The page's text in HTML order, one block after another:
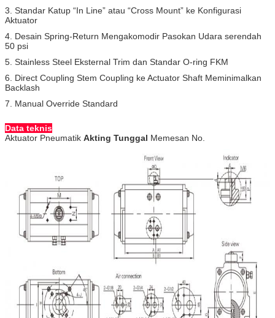
3. Standar Katup “In Line” atau “Cross Mount” ke Konfigurasi
Aktuator
4. Desain Spring-Return Mengakomodir Pasokan Udara serendah
50 psi
5. Stainless Steel Eksternal Trim dan Standar O-ring FKM
6. Direct Coupling Stem Coupling ke Actuator Shaft Meminimalkan
Backlash
7. Manual Override Standard
Data teknis
Aktuator Pneumatik Akting Tunggal Memesan No.